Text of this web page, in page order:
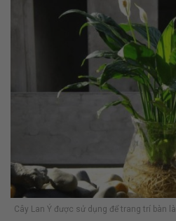
Cây Lan Ý được sử dụng để trang trí bàn